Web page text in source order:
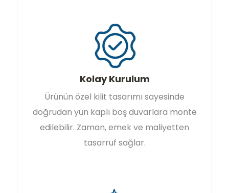
Kolay Kurulum
Ürünün özel kilit tasarımı sayesinde
doğrudan yün kaplı boş duvarlara monte
edilebilir. Zaman, emek ve maliyetten
tasarruf sağlar.